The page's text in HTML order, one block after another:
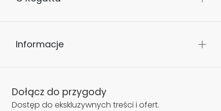
Informacje
Dołącz do przygody
Dostęp do ekskluzywnych treści i ofert.